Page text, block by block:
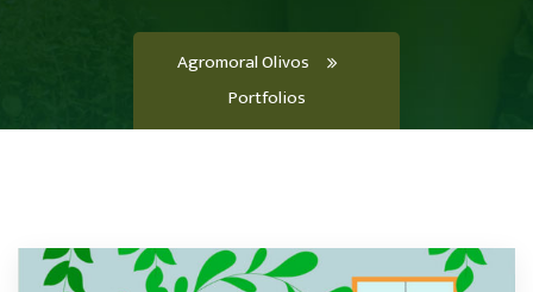
Agromoral Olivos
Portfolios